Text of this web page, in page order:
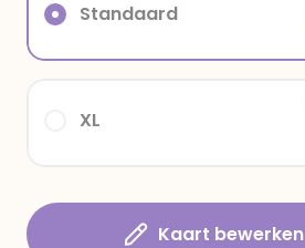
XL
Standaard
Kaart bewerken